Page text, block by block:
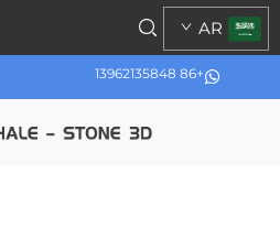
+86 13962135848
AR